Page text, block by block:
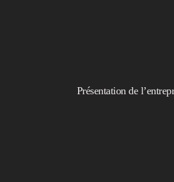
Présentation de